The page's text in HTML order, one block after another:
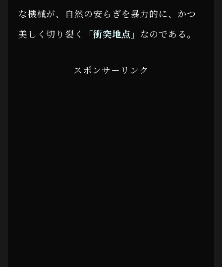
な機械が、自然の安らぎを暴力的に、かつ
美しく切り裂く
「衝突地点」 なのである。
スポンサーリンク